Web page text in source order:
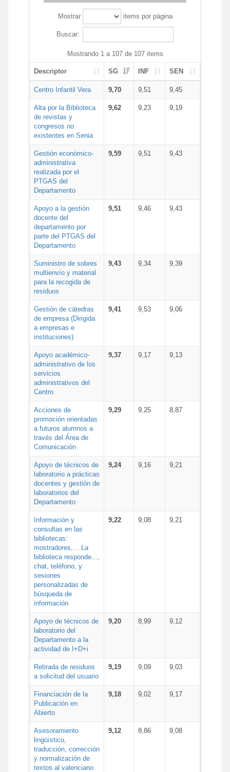
Mostrar items por página
Buscar:
Mostrando 1 a 107 de 107 items
Descriptor SG INF SEN
Centro Infantil Vera 9,70 9,51 9,45
Alta por la Biblioteca
de revistas y
congresos no
existentes en Senia
9,62 9,23 9,19
Gestión económico-
administrativa
realizada por el
PTGAS del
Departamento
9,59 9,51 9,43
Apoyo a la gestión
docente del
departamento por
parte del PTGAS del
Departamento
9,51 9,46 9,43
Suministro de sobres
multienvío y material
para la recogida de
residuos
9,43 9,34 9,39
Gestión de cátedras
de empresa (Dirigida
a empresas e
instituciones)
9,41 9,53 9,06
Apoyo académico-
administrativo de los
servicios
administrativos del
Centro
9,37 9,17 9,13
Acciones de
promoción orientadas
a futuros alumnos a
través del Área de
Comunicación
9,29 9,25 8,87
Apoyo de técnicos de
laboratorio a prácticas
docentes y gestión de
laboratorios del
Departamento
9,24 9,16 9,21
Información y
consultas en las
bibliotecas:
mostradores, ...La
biblioteca responde...,
chat, teléfono, y
sesiones
personalizadas de
búsqueda de
información
9,22 9,08 9,21
Apoyo de técnicos de
laboratorio del
Departamento a la
actividad de I+D+i
9,20 8,99 9,12
Retirada de residuos
a solicitud del usuario
9,19 9,09 9,03
Financiación de la
Publicación en
Abierto
9,18 9,02 9,17
Asesoramiento
lingüístico,
traducción, corrección
y normalización de
textos al valenciano
9,12 8,86 9,08